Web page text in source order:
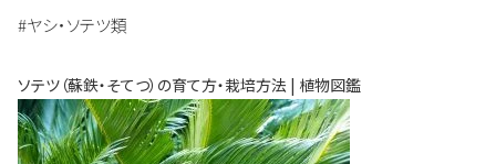
#ヤシ・ソテツ類
ソテツ（蘇鉄・そてつ）の育て方・栽培方法 | 植物図鑑